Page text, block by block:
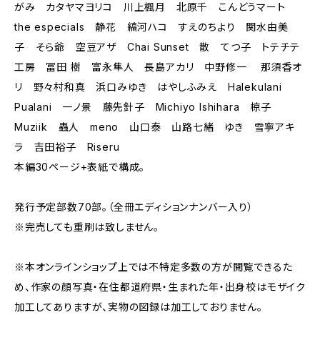
がみ カタヤマヨリコ 川上楓月 北原千 こんどうマート
the especials 静花 縞河ハコ すえのちより 関水由美
子 そら爺 空豆アザ Chai Sunset 散 てつ子 トテチテ
工房 冨田 樹 富永隼人 長島アカリ 中野修一 那須香オ
リ 野々村和真 浜口みゆき はやしふみえ Halekulani
Pualani 一ノ景 藤先針子 Michiyo Ishihara 椋子
Muziik 蟲人 meno 山口泰 山路七緒 ゆき 雪寧アキ
ラ 吉田裕子 Riseru
本編30ページ+表紙で構成。
発行予定部数70部。（全冊エディションナンバー入り）
※完売しても重刷は致しません。
※本オンラインショップ上では不特定多数の方が閲覧できるた
め、作家の顔写真・在住都道府県・生まれた年・出身校はモザイク
加工してありますが、実物の図録は加工しておりません。